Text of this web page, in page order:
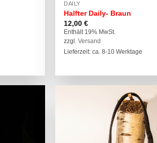
DAILY
Halfter Daily- Braun
12,00€
Enthält 19% MwSt.
zzgl.Versand
Lieferzeit: ca. 8-10 Werktage